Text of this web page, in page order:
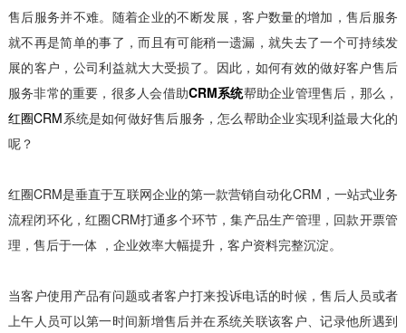
售后服务并不难。随着企业的不断发展，客户数量的增加，售后服务
就不再是简单的事了，而且有可能稍一遗漏，就失去了一个可持续发
展的客户，公司利益就大大受损了。因此，如何有效的做好客户售后
服务非常的重要，很多人会借助CRM系统帮助企业管理售后，那么，
红圈CRM系统是如何做好售后服务，怎么帮助企业实现利益最大化的
呢？
红圈CRM是垂直于互联网企业的第一款营销自动化CRM，一站式业务
流程闭环化，红圈CRM打通多个环节，集产品生产管理，回款开票管
理，售后于一体 ，企业效率大幅提升，客户资料完整沉淀。
当客户使用产品有问题或者客户打来投诉电话的时候，售后人员或者
上午人员可以第一时间新增售后并在系统关联该客户、记录他所遇到